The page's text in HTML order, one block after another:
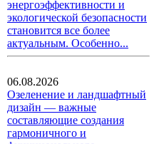
энергоэффективности и
экологической безопасности
становится все более
актуальным. Особенно...
06.08.2026
Озеленение и ландшафтный
дизайн — важные
составляющие создания
гармоничного и